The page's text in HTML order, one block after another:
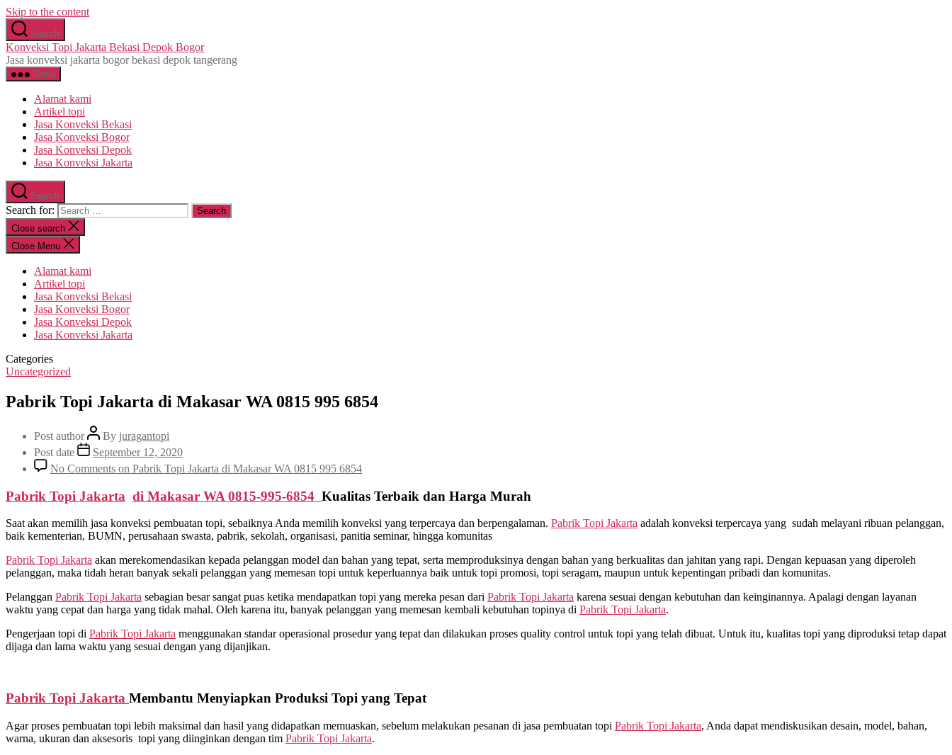
Skip to the content
Search
Konveksi Topi Jakarta Bekasi Depok Bogor
Jasa konveksi jakarta bogor bekasi depok tangerang
Menu
Alamat kami
Artikel topi
Jasa Konveksi Bekasi
Jasa Konveksi Bogor
Jasa Konveksi Depok
Jasa Konveksi Jakarta
Search
Search for:
Close search
Close Menu
Alamat kami
Artikel topi
Jasa Konveksi Bekasi
Jasa Konveksi Bogor
Jasa Konveksi Depok
Jasa Konveksi Jakarta
Categories
Uncategorized
Pabrik Topi Jakarta di Makasar WA 0815 995 6854
Post author By juragantopi
Post date
September 12, 2020
No Comments on Pabrik Topi Jakarta di Makasar WA 0815 995 6854
Pabrik Topi Jakarta di Makasar WA 0815-995-6854 Kualitas Terbaik dan Harga Murah
Saat akan memilih jasa konveksi pembuatan topi, sebaiknya Anda memilih konveksi yang terpercaya dan berpengalaman. Pabrik Topi Jakarta adalah konveksi terpercaya yang sudah melayani ribuan pelanggan,
baik kementerian, BUMN, perusahaan swasta, pabrik, sekolah, organisasi, panitia seminar, hingga komunitas
Pabrik Topi Jakarta akan merekomendasikan kepada pelanggan model dan bahan yang tepat, serta memproduksinya dengan bahan yang berkualitas dan jahitan yang rapi. Dengan kepuasan yang diperoleh
pelanggan, maka tidah heran banyak sekali pelanggan yang memesan topi untuk keperluannya baik untuk topi promosi, topi seragam, maupun untuk kepentingan pribadi dan komunitas.
Pelanggan Pabrik Topi Jakarta sebagian besar sangat puas ketika mendapatkan topi yang mereka pesan dari Pabrik Topi Jakarta karena sesuai dengan kebutuhan dan keinginannya. Apalagi dengan layanan
waktu yang cepat dan harga yang tidak mahal. Oleh karena itu, banyak pelanggan yang memesan kembali kebutuhan topinya di Pabrik Topi Jakarta.
Pengerjaan topi di Pabrik Topi Jakarta menggunakan standar operasional prosedur yang tepat dan dilakukan proses quality control untuk topi yang telah dibuat. Untuk itu, kualitas topi yang diproduksi tetap dapat
dijaga dan lama waktu yang sesuai dengan yang dijanjikan.
Pabrik Topi Jakarta Membantu Menyiapkan Produksi Topi yang Tepat
Agar proses pembuatan topi lebih maksimal dan hasil yang didapatkan memuaskan, sebelum melakukan pesanan di jasa pembuatan topi Pabrik Topi Jakarta, Anda dapat mendiskusikan desain, model, bahan,
warna, ukuran dan aksesoris topi yang diinginkan dengan tim Pabrik Topi Jakarta.